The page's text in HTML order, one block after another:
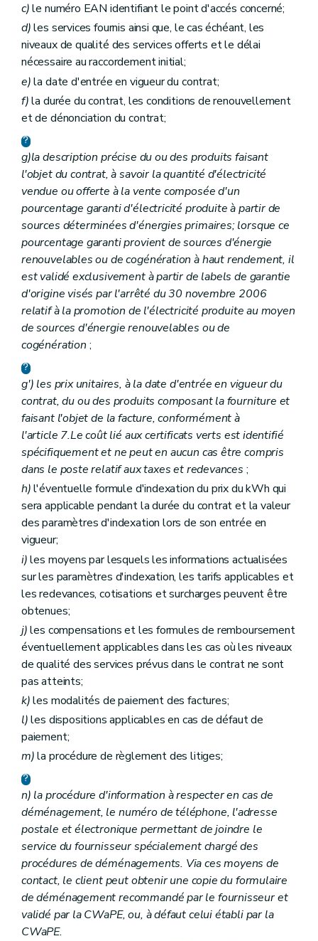
c)le numéro EAN identifiant le point d'accés concerné;
d)les services fournis ainsi que, le cas échéant, les
niveaux de qualité des services offerts et le délai
nécessaire au raccordement initial;
e)la date d'entrée en vigueur du contrat;
f)la durée du contrat, les conditions de renouvellement
et de dénonciation du contrat;
g)la description précise du ou des produits faisant
l'objet du contrat, à savoir la quantité d'électricité
vendue ou offerte à la vente composée d'un
pourcentage garanti d'électricité produite à partir de
sources déterminées d'énergies primaires; lorsque ce
pourcentage garanti provient de sources d'énergie
renouvelables ou de cogénération à haut rendement, il
est validé exclusivement à partir de labels de garantie
d'origine visés par l'arrêté du 30 novembre 2006
relatif à la promotion de l'électricité produite au moyen
de sources d'énergie renouvelables ou de
cogénération ;
g') les prix unitaires, à la date d'entrée en vigueur du
contrat, du ou des produits composant la fourniture et
faisant l'objet de la facture, conformément à
l'article 7.Le coût lié aux certificats verts est identifié
spécifiquement et ne peut en aucun cas être compris
dans le poste relatif aux taxes et redevances ;
h)l'éventuelle formule d'indexation du prix du kWh qui
sera applicable pendant la durée du contrat et la valeur
des paramètres d'indexation lors de son entrée en
vigueur;
i)les moyens par lesquels les informations actualisées
sur les paramètres d'indexation, les tarifs applicables et
les redevances, cotisations et surcharges peuvent être
obtenues;
j)les compensations et les formules de remboursement
éventuellement applicables dans les cas où les niveaux
de qualité des services prévus dans le contrat ne sont
pas atteints;
k)les modalités de paiement des factures;
l)les dispositions applicables en cas de défaut de
paiement;
m)la procédure de règlement des litiges;
n) la procédure d'information à respecter en cas de
déménagement, le numéro de téléphone, l'adresse
postale et électronique permettant de joindre le
service du fournisseur spécialement chargé des
procédures de déménagements. Via ces moyens de
contact, le client peut obtenir une copie du formulaire
de déménagement recommandé par le fournisseur et
validé par la CWaPE, ou, à défaut celui établi par la
CWaPE.